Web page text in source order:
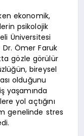
ekonomik,
psikolojik
Üniversitesi
Ömer Faruk
gözle görülür
bireysel
olduğunu
yaşamında
yol açtığını
genelinde stres